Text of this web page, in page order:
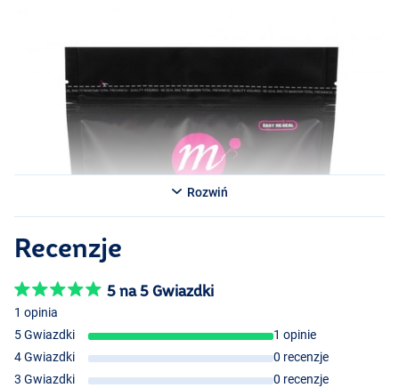
Rozwiń
Recenzje
5 na 5 Gwiazdki
1 opinia
5 Gwiazdki
1 opinie
4 Gwiazdki
0 recenzje
3 Gwiazdki
0 recenzje